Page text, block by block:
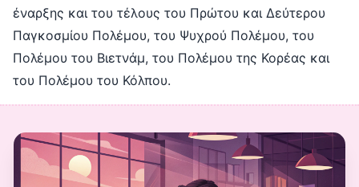
έναρξης και του τέλους του Πρώτου και Δεύτερου
Παγκοσμίου Πολέμου, του Ψυχρού Πολέμου, του
Πολέμου του Βιετνάμ, του Πολέμου της Κορέας και
του Πολέμου του Κόλπου.